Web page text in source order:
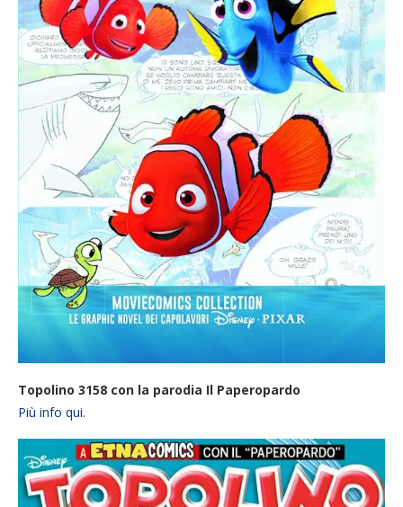
Topolino 3158 con la parodia Il Paperopardo
Più info qui.